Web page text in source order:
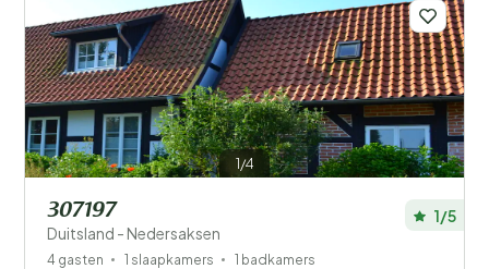
1/4
307197
Duitsland - Nedersaksen
1/5
4 gasten 1 slaapkamers 1 badkamers